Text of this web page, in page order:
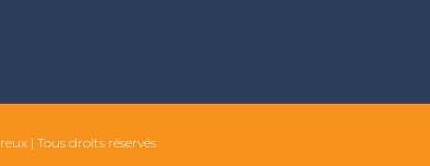
| Tous droits réservés